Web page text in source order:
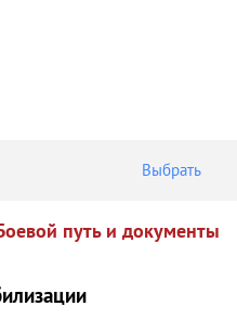
Выбрать
путь и документы